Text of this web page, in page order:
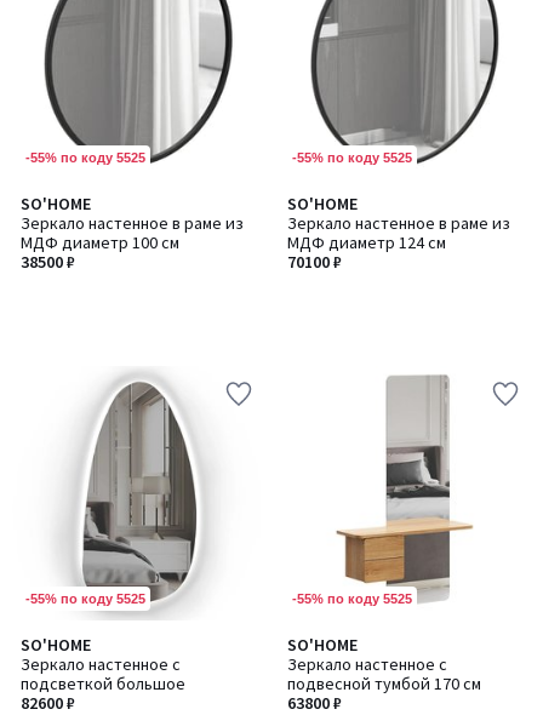
-55% по коду 5525
SO'HOME
Зеркало настенное в раме из
МДФ диаметр 100 см
38500 ₽
-55% по коду 5525
SO'HOME
Зеркало настенное в раме из
МДФ диаметр 124 см
70100 ₽
-55% по коду 5525
SO'HOME
Зеркало настенное с
подсветкой большое
82600 ₽
-55% по коду 5525
SO'HOME
Зеркало настенное с
подвесной тумбой 170 см
63800 ₽
Количество
цветов:
2